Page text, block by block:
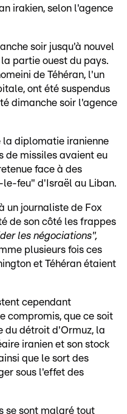
irakien, selon l'agence
soir jusqu'à nouvel
partie ouest du pays.
de Téhéran, l'un
ont été suspendus
dimanche soir l'agence
la diplomatie iranienne
de missiles avaient eu
face à des
le-feu" d'Israël au Liban.
un journaliste de Fox
de son côté les frappes
les négociations",
plusieurs fois ces
et Téhéran étaient
cependant
compromis, que ce soit
du détroit d'Ormuz, la
iranien et son stock
que le sort des
sous l'effet des
se sont malgré tout